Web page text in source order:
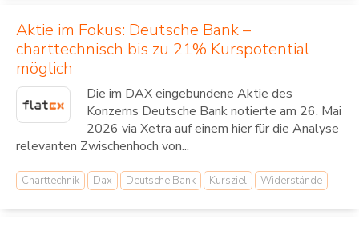
Aktie im Fokus: Deutsche Bank –
charttechnisch bis zu 21% Kurspotential
möglich
Die im DAX eingebundene Aktie des
Konzerns Deutsche Bank notierte am 26. Mai
2026 via Xetra auf einem hier für die Analyse
relevanten Zwischenhoch von...
Charttechnik Dax Deutsche Bank Kursziel Widerstände